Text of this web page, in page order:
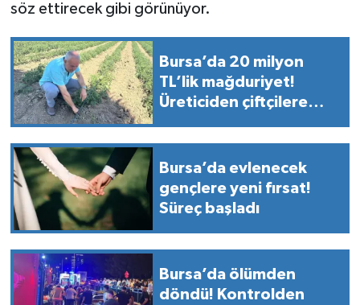
söz ettirecek gibi görünüyor.
Bursa’da 20 milyon
TL’lik mağduriyet!
Üreticiden çiftçilere
Bursa’da evlenecek
gençlere yeni fırsat!
Süreç başladı
Bursa’da ölümden
döndü! Kontrolden